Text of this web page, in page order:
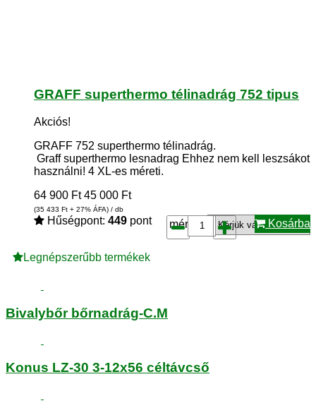
GRAFF superthermo télinadrág 752 tipus
Akciós!
GRAFF 752 superthermo télinadrág.
Graff superthermo lesnadrag Ehhez nem kell leszsákot
használni! 4 XL-es méreti.
64 900 Ft 45 000 Ft
(35 433 Ft + 27% ÁFA) / db
Hűségpont: 449 pont méret*: Kosárba
Legnépszerűbb termékek
Bivalybőr bőrnadrág-C.M
Konus LZ-30 3-12x56 céltávcső